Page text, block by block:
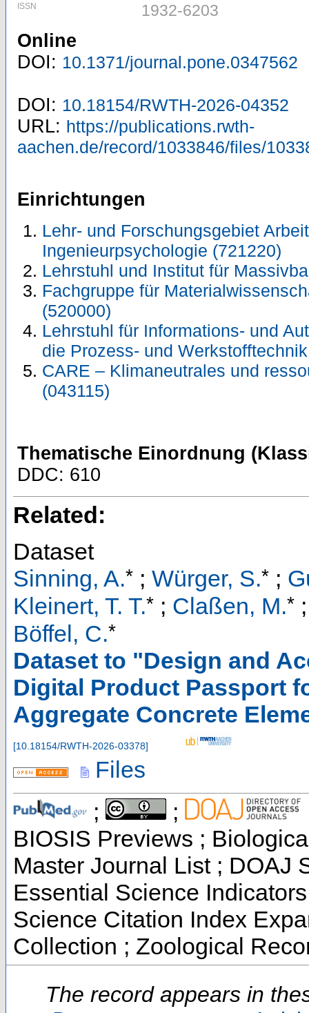
ISSN 1932-6203
Online
DOI: 10.1371/journal.pone.0347562
DOI: 10.18154/RWTH-2026-04352
URL: https://publications.rwth-
aachen.de/record/1033846/files/
Einrichtungen
Lehr- und Forschungsgebiet
Ingenieurpsychologie (721220)
Lehrstuhl und Institut für
Fachgruppe für
(520000)
Lehrstuhl für Informations- und
die Prozess- und
CARE – Klimaneutrales und
(043115)
Thematische Einordnung
DDC: 610
Related:
Dataset
Sinning, A.* ; Würger, S.* ;
Kleinert, T. T.* ; Claßen, M.*
Böffel, C.*
Dataset to "Design and
Digital Product Passport
Aggregate Concrete
[10.18154/RWTH-2026-03378]
Files
;
;
BIOSIS Previews ;
Master Journal List ; DOAJ
Essential Science
Science Citation Index
Collection ; Zoological
The record appears in